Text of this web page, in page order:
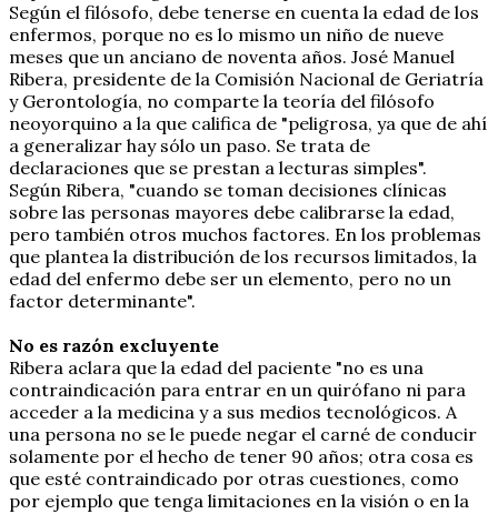
Según el filósofo, debe tenerse en cuenta la edad de los
enfermos, porque no es lo mismo un niño de nueve
meses que un anciano de noventa años. José Manuel
Ribera, presidente de la Comisión Nacional de Geriatría
y Gerontología, no comparte la teoría del filósofo
neoyorquino a la que califica de "peligrosa, ya que de ahí
a generalizar hay sólo un paso. Se trata de
declaraciones que se prestan a lecturas simples".
Según Ribera, "cuando se toman decisiones clínicas
sobre las personas mayores debe calibrarse la edad,
pero también otros muchos factores. En los problemas
que plantea la distribución de los recursos limitados, la
edad del enfermo debe ser un elemento, pero no un
factor determinante".
No es razón excluyente
Ribera aclara que la edad del paciente "no es una
contraindicación para entrar en un quirófano ni para
acceder a la medicina y a sus medios tecnológicos. A
una persona no se le puede negar el carné de conducir
solamente por el hecho de tener 90 años; otra cosa es
que esté contraindicado por otras cuestiones, como
por ejemplo que tenga limitaciones en la visión o en la